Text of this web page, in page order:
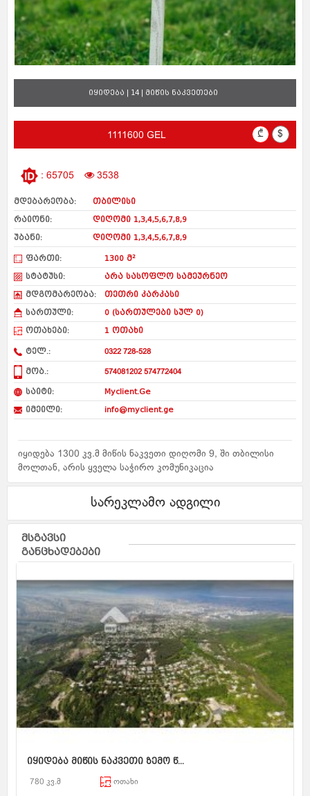
იყიდება | 14 | მიწის ნაკვეთები
1111600 GEL ₾ $
: 65705 3538
მდებარეობა:
თბილისი
რაიონი:
დიღომი 1,3,4,5,6,7,8,9
უბანი:
დიღომი 1,3,4,5,6,7,8,9
ფართი:
1300 მ²
სტატუსი:
არა სასოფლო სამეურნეო
მდგომარეობა:
თეთრი კარკასი
სართული:
0 (სართულები სულ 0)
ოთახები:
1 ოთახი
ტელ.: 0322 728-528
მობ.: 574081202 574772404
საიტი:
Myclient.Ge
იმეილი:
info@myclient.ge
იყიდება 1300 კვ.მ მიწის ნაკვეთი დიღომი 9, ში თბილისი
მოლთან, არის ყველა საჭირო კომუნიკაცია
სარეკლამო ადგილი
მსგავსი
განცხადებები
იყიდება მიწის ნაკვეთი ზემო წ...
780 კვ.მ ოთახი